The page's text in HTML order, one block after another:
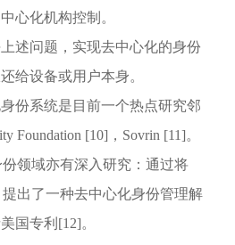
心化机构控制。
述问题，实现去中心化的身份
给设备或用户本身。
份系统是目前一个热点研究邻
Foundation [10]，Sovrin [11]。
领域亦有深入研究：通过将
出了一种去中心化身份管理解
国专利[12]。